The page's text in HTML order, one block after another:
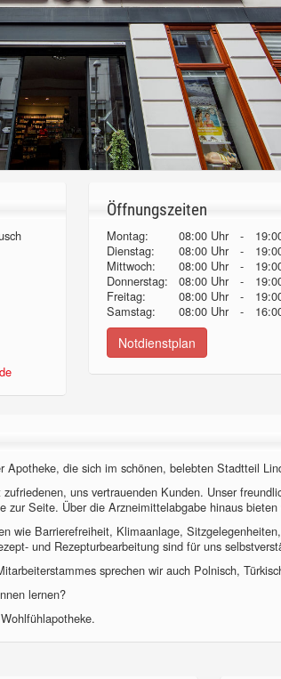
Öffnungszeiten
Montag: 08:00 Uhr -
Dienstag:
08:00 Uhr -
Mittwoch:
08:00 Uhr -
Donnerstag:08:00 Uhr -
Freitag:
08:00 Uhr -
Samstag:
08:00 Uhr -
Notdienstplan
Apotheke, die sich im schönen, belebten Stadtteil
uns vertrauenden Kunden. Unser
zur Seite. Über die Arzneimittelabgabe hinaus
wie Barrierefreiheit, Klimaanlage,
und Rezepturbearbeitung sind für uns
sprechen wir auch Polnisch,
lernen?